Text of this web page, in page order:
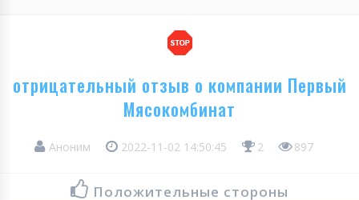
отрицательный отзыв о компании Первый
Мясокомбинат
Аноним 2022-11-02 14:50:45 2 897
Положительные стороны